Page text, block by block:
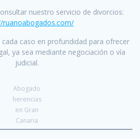
nuestro servicio de divorcios:
ruanoabogados.com/
caso en profundidad para ofrecer
ya sea mediante negociación o vía
judicial.
Abogado
herencias
en Gran
Canaria